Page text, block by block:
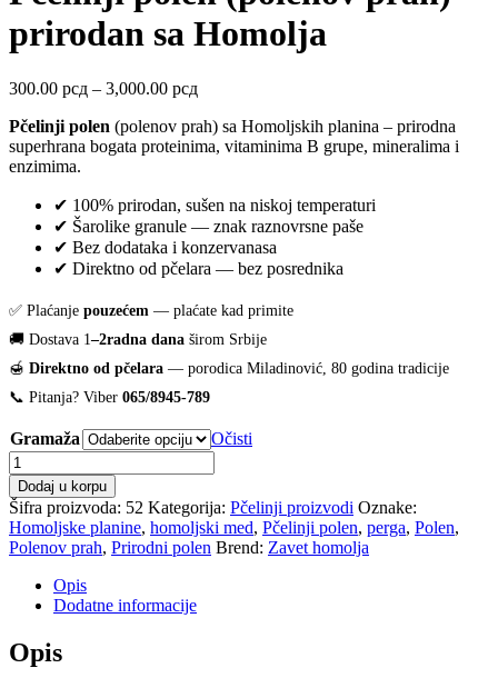
prirodan sa Homolja
300.00 рсд – 3,000.00 рсдRaspon
od
300.00 рсд
Pčelinji polen (polenov prah) sa Homoljskih planina – prirodna
superhrana bogata proteinima, vitaminima B grupe, mineralima i
enzimima.
✔ 100% prirodan, sušen na niskoj temperaturi
✔ Šarolike granule — znak raznovrsne paše
✔ Bez dodataka i konzervanasa
✔ Direktno od pčelara — bez posrednika
✅ Plaćanje pouzećem — plaćate kad primite
🚚 Dostava 1 –2radna dana širom Srbije
🍯 Direktno od pčelara — porodica Miladinović, 80 godina tradicije
📞 Pitanja? Viber 065/8945-789
Gramaža
Očisti
Pčelinji
polen
(polenov
prah)
–
prirodan
Homolja
količina
Dodaj u korpu
Šifra proizvoda: 52 Kategorija: Pčelinji proizvodi Oznake:
Homoljske planine, homoljski med, Pčelinji polen, perga, Polen,
Polenov prah, Prirodni polen Brend: Zavet homolja
Opis
Dodatne informacije
Opis